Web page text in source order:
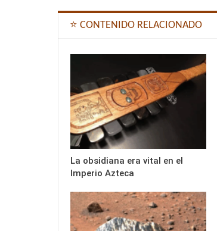
⭐ CONTENIDO RELACIONADO
La obsidiana era vital en el
Imperio Azteca